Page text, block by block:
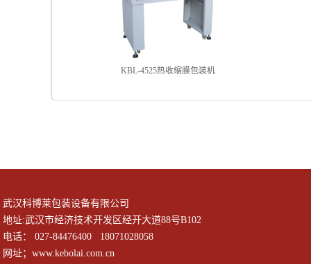
KBL-4525热收缩膜包装机
武汉科博莱包装设备有限公司
地址:武汉市经济技术开发区经开大道88号B102
电话： 027-84476400 18071028058
网址；www.kebolai.com.cn